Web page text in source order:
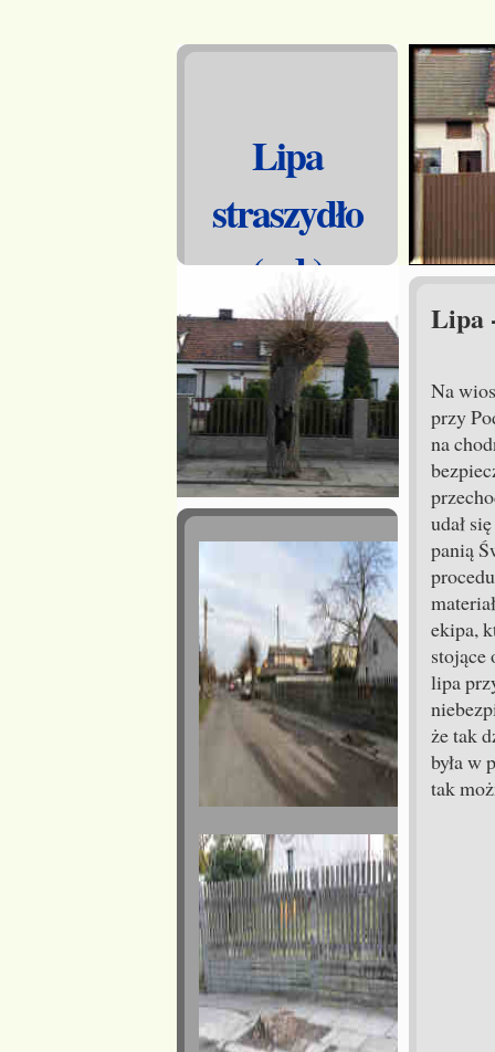
Lipa
straszydło
(c.d.)
Lipa
Na
przy
na
udał
panią
ekipa,
stojące
lipa
że tak
była w
tak